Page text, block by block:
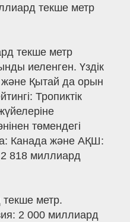
текше метр
текше метр
иеленген. Үздік
Қытай да орын
Тропиктік
төмендегі
Канада және АҚШ:
818 миллиард
метр.
2 000 миллиард